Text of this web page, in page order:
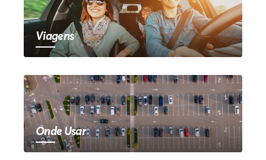
Viagens
Onde Usar